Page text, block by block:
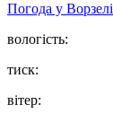
Погода у Ворзелі
вологість:
тиск:
вітер: